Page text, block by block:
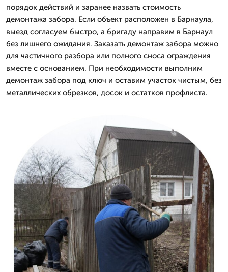
порядок действий и заранее назвать стоимость
демонтажа забора. Если объект расположен в Барнаула,
выезд согласуем быстро, а бригаду направим в Барнаул
без лишнего ожидания. Заказать демонтаж забора можно
для частичного разбора или полного сноса ограждения
вместе с основанием. При необходимости выполним
демонтаж забора под ключ и оставим участок чистым, без
металлических обрезков, досок и остатков профлиста.